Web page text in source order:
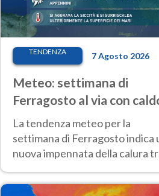
TENDENZA 7 Agosto 2026
Meteo: settimana di
Ferragosto al via con
intenso e qualche
La tendenza meteo per la
settimana di Ferragosto indica
nuova impennata della calura
anche al Nord.